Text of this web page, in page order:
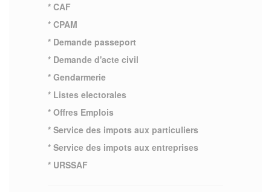
* CAF
* CPAM
* Demande passeport
* Demande d'acte civil
* Gendarmerie
* Listes electorales
* Offres Emplois
* Service des impots aux particuliers
* Service des impots aux entreprises
* URSSAF